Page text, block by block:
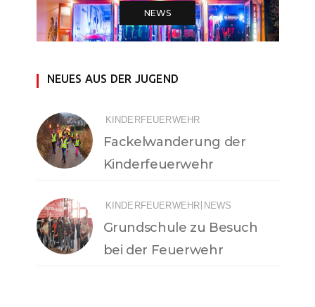
NEWS
NEUES AUS DER JUGEND
KINDERFEUERWEHR
Fackelwanderung der
Kinderfeuerwehr
KINDERFEUERWEHR NEWS
Grundschule zu Besuch
bei der Feuerwehr